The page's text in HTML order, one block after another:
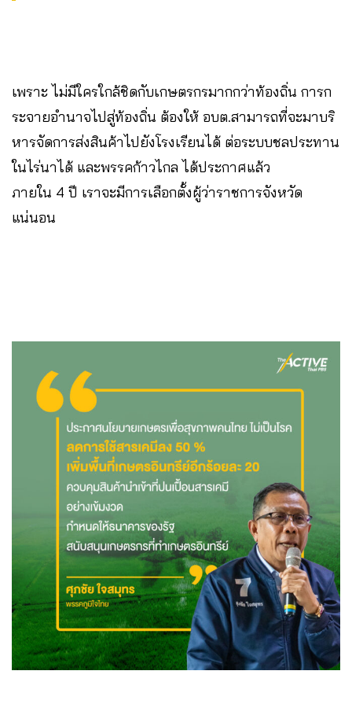
เพราะ ไม่มีใครใกล้ชิดกับเกษตรกรมากกว่าท้องถิ่น การก
ระจายอำนาจไปสู่ท้องถิ่น ต้องให้ อบต.สามารถที่จะมาบริ
หารจัดการส่งสินค้าไปยังโรงเรียนได้ ต่อระบบชลประทาน
ในไร่นาได้ และพรรคก้าวไกล ได้ประกาศแล้ว
ภายใน 4 ปี เราจะมีการเลือกตั้งผู้ว่าราชการจังหวัด
แน่นอน